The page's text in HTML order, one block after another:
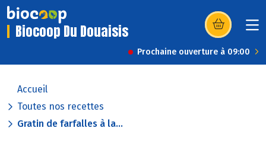
Biocoop Du Douaisis (s’ouvre dans
Prochaine ouverture à 09:00
Accueil
Toutes nos recettes
Gratin de farfalles à la...